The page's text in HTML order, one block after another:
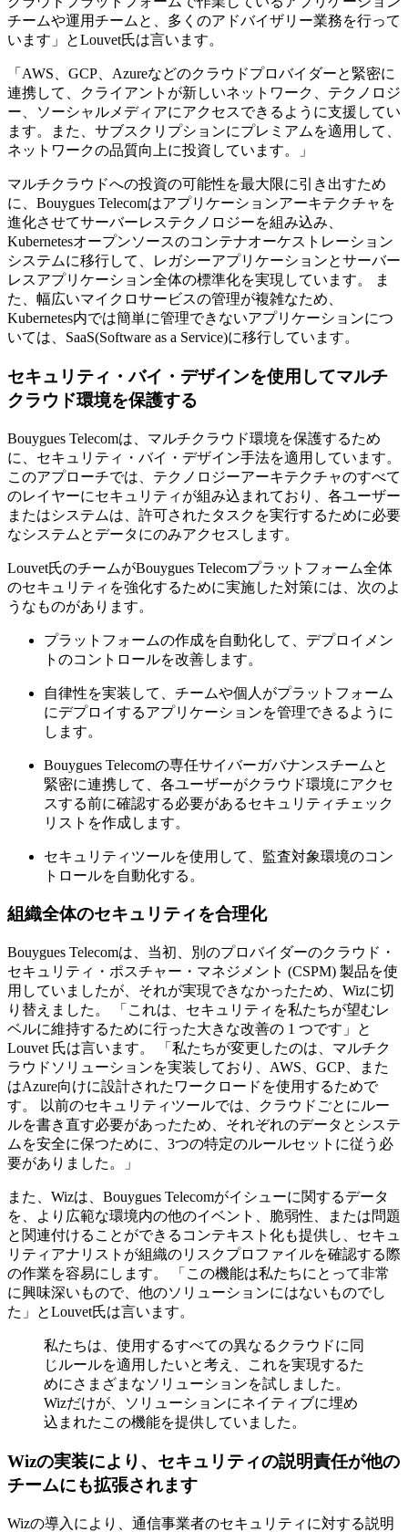
チームや運用チームと、多くのアドバイザリー業務を行って
います」とLouvet氏は言います。
「AWS、GCP、Azureなどのクラウドプロバイダーと緊密に
連携して、クライアントが新しいネットワーク、テクノロジ
ー、ソーシャルメディアにアクセスできるように支援してい
ます。また、サブスクリプションにプレミアムを適用して、
ネットワークの品質向上に投資しています。」
マルチクラウドへの投資の可能性を最大限に引き出すため
に、Bouygues Telecomはアプリケーションアーキテクチャを
進化させてサーバーレステクノロジーを組み込み、
Kubernetesオープンソースのコンテナオーケストレーション
システムに移行して、レガシーアプリケーションとサーバー
レスアプリケーション全体の標準化を実現しています。 ま
た、幅広いマイクロサービスの管理が複雑なため、
Kubernetes内では簡単に管理できないアプリケーションにつ
いては、SaaS(Software as a Service)に移行しています。
セキュリティ・バイ・デザインを使用してマルチ
クラウド環境を保護する
Bouygues Telecomは、マルチクラウド環境を保護するため
に、セキュリティ・バイ・デザイン手法を適用しています。
このアプローチでは、テクノロジーアーキテクチャのすべて
のレイヤーにセキュリティが組み込まれており、各ユーザー
またはシステムは、許可されたタスクを実行するために必要
なシステムとデータにのみアクセスします。
Louvet氏のチームがBouygues Telecomプラットフォーム全体
のセキュリティを強化するために実施した対策には、次のよ
うなものがあります。
プラットフォームの作成を自動化して、デプロイメン
トのコントロールを改善します。
自律性を実装して、チームや個人がプラットフォーム
にデプロイするアプリケーションを管理できるように
します。
Bouygues Telecomの専任サイバーガバナンスチームと
緊密に連携して、各ユーザーがクラウド環境にアクセ
スする前に確認する必要があるセキュリティチェック
リストを作成します。
セキュリティツールを使用して、監査対象環境のコン
トロールを自動化する。
組織全体のセキュリティを合理化
Bouygues Telecomは、当初、別のプロバイダーのクラウド・
セキュリティ・ポスチャー・マネジメント (CSPM) 製品を使
用していましたが、それが実現できなかったため、Wizに切
り替えました。 「これは、セキュリティを私たちが望むレ
ベルに維持するために行った大きな改善の 1 つです」と
Louvet 氏は言います。 「私たちが変更したのは、マルチク
ラウドソリューションを実装しており、AWS、GCP、また
はAzure向けに設計されたワークロードを使用するためで
す。 以前のセキュリティツールでは、クラウドごとにルー
ルを書き直す必要があったため、それぞれのデータとシステ
ムを安全に保つために、3つの特定のルールセットに従う必
要がありました。」
また、Wizは、Bouygues Telecomがイシューに関するデータ
を、より広範な環境内の他のイベント、脆弱性、または問題
と関連付けることができるコンテキスト化も提供し、セキュ
リティアナリストが組織のリスクプロファイルを確認する際
の作業を容易にします。 「この機能は私たちにとって非常
に興味深いもので、他のソリューションにはないものでし
た」とLouvet氏は言います。
私たちは、使用するすべての異なるクラウドに同
じルールを適用したいと考え、これを実現するた
めにさまざまなソリューションを試しました。
Wizだけが、ソリューションにネイティブに埋め
込まれたこの機能を提供していました。
Wizの実装により、セキュリティの説明責任が他の
チームにも拡張されます
Wizの導入により、通信事業者のセキュリティに対する説明